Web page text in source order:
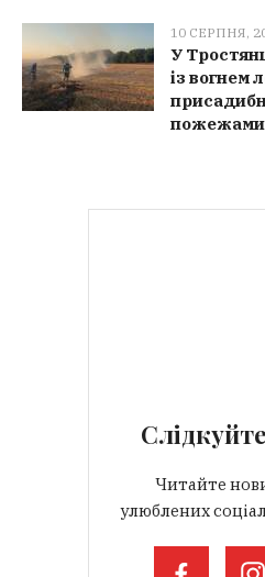
10 СЕРПНЯ,
У
із вогнем
пожежами
Читайте
улюблених